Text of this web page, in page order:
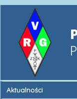
Aktualności